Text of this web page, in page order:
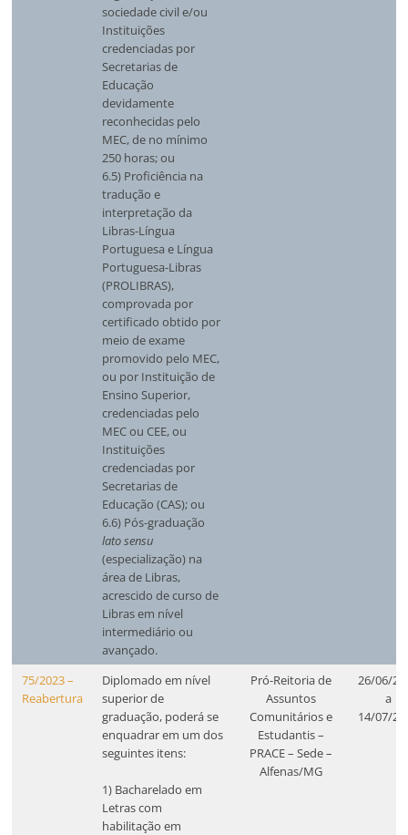
sociedade civil e/ou
Instituições
credenciadas por
Secretarias de
Educação
devidamente
reconhecidas pelo
MEC, de no mínimo
250 horas; ou
6.5) Proficiência na
tradução e
interpretação da
Libras-Língua
Portuguesa e Língua
Portuguesa-Libras
(PROLIBRAS),
comprovada por
certificado obtido por
meio de exame
promovido pelo MEC,
ou por Instituição de
Ensino Superior,
credenciadas pelo
MEC ou CEE, ou
Instituições
credenciadas por
Secretarias de
Educação (CAS); ou
6.6) Pós-graduação
lato sensu
(especialização) na
área de Libras,
acrescido de curso de
Libras em nível
intermediário ou
avançado.
75/2023 –
Reabertura
Diplomado em nível
superior de
graduação, poderá se
enquadrar em um dos
seguintes itens:
1) Bacharelado em
Letras com
habilitação em
Pró-Reitoria de
Assuntos
Comunitários e
Estudantis –
PRACE – Sede –
Alfenas/MG
26/06/
a
14/07/